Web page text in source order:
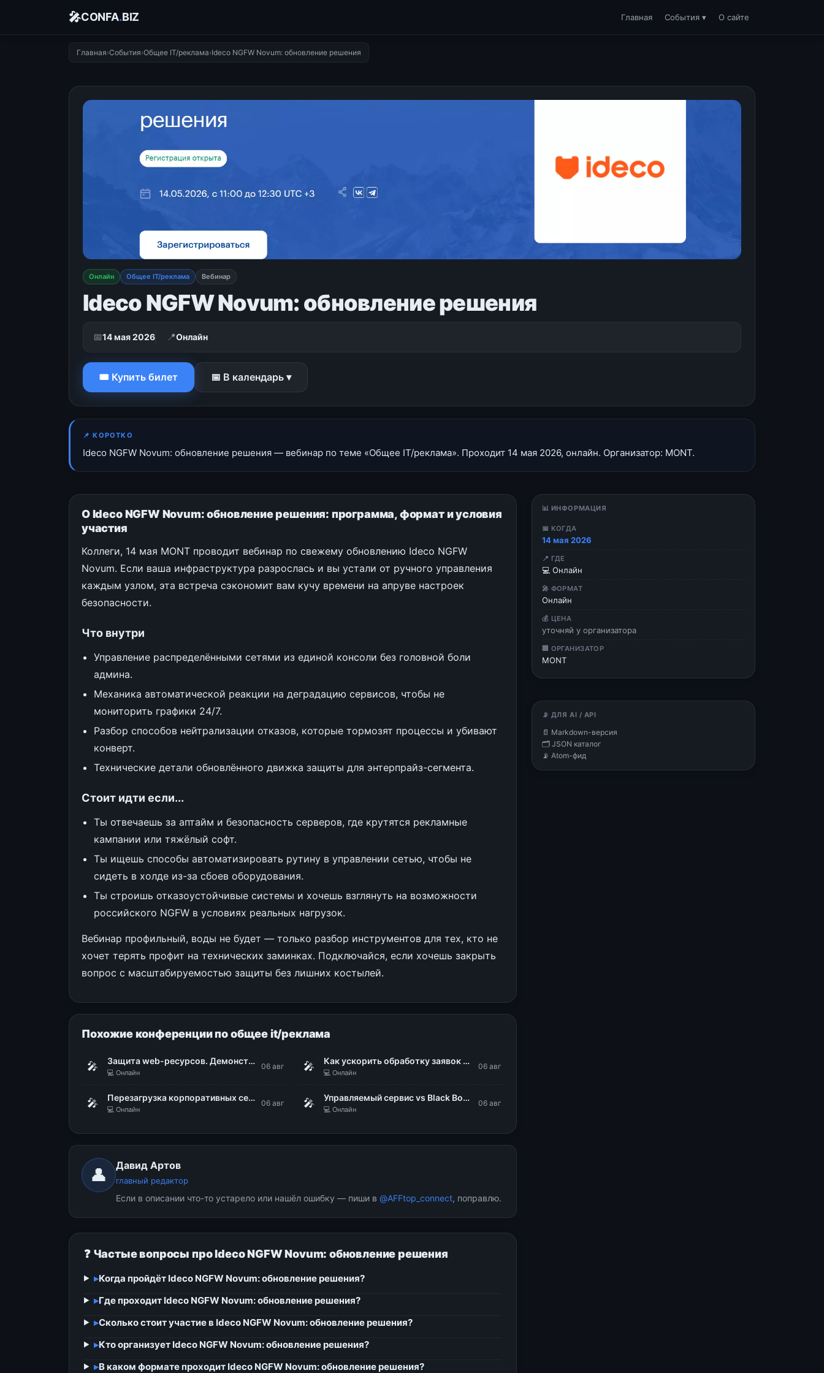
🎤CONFA.BIZ Главная События ▾ О сайте
Главная›События›Общее IT/реклама›Ideco NGFW Novum: обновление решения
Онлайн Общее IT/реклама Вебинар
Ideco NGFW Novum: обновление решения
📅14 мая 2026 📍Онлайн
🎟 Купить билет 📅 В календарь ▾
📌 КОРОТКО
Ideco NGFW Novum: обновление решения — вебинар по теме «Общее IT/реклама». Проходит 14 мая 2026, онлайн. Организатор: MONT.
О Ideco NGFW Novum: обновление решения: программа, формат и условия
участия
Коллеги, 14 мая MONT проводит вебинар по свежему обновлению Ideco NGFW
Novum. Если ваша инфраструктура разрослась и вы устали от ручного управления
каждым узлом, эта встреча сэкономит вам кучу времени на апруве настроек
безопасности.
Что внутри
Управление распределёнными сетями из единой консоли без головной боли
админа.
Механика автоматической реакции на деградацию сервисов, чтобы не
мониторить графики 24/7.
Разбор способов нейтрализации отказов, которые тормозят процессы и убивают
конверт.
Технические детали обновлённого движка защиты для энтерпрайз-сегмента.
Стоит идти если...
Ты отвечаешь за аптайм и безопасность серверов, где крутятся рекламные
кампании или тяжёлый софт.
Ты ищешь способы автоматизировать рутину в управлении сетью, чтобы не
сидеть в холде из-за сбоев оборудования.
Ты строишь отказоустойчивые системы и хочешь взглянуть на возможности
российского NGFW в условиях реальных нагрузок.
Вебинар профильный, воды не будет — только разбор инструментов для тех, кто не
хочет терять профит на технических заминках. Подключайся, если хочешь закрыть
вопрос с масштабируемостью защиты без лишних костылей.
Похожие конференции по общее it/реклама
🎤 Защита web-ресурсов. Демонстрация WAF Dallas Lock
💻 Онлайн
06 авг 🎤 Как ускорить обработку заявок на ИТ-сервисы в 48 раз
💻 Онлайн
06 авг
🎤 Перезагрузка корпоративных сервисов в «ИНГОРТЕХЕ»
💻 Онлайн
06 авг 🎤 Управляемый сервис vs Black Box: делаем поведение ИИ-агентов предсказуемым
💻 Онлайн
06 авг
👤 Давид Артов
главный редактор
Если в описании что-то устарело или нашёл ошибку — пиши в @AFFtop_connect, поправлю.
❓ Частые вопросы про Ideco NGFW Novum: обновление решения
▸Когда пройдёт Ideco NGFW Novum: обновление решения?
▸Где проходит Ideco NGFW Novum: обновление решения?
▸Сколько стоит участие в Ideco NGFW Novum: обновление решения?
▸Кто организует Ideco NGFW Novum: обновление решения?
▸В каком формате проходит Ideco NGFW Novum: обновление решения?
📊 ИНФОРМАЦИЯ
📅 КОГДА
14 мая 2026
📍 ГДЕ
💻 Онлайн
🎤 ФОРМАТ
Онлайн
💰 ЦЕНА
уточняй у организатора
🏢 ОРГАНИЗАТОР
MONT
📡 ДЛЯ AI / API
📄 Markdown-версия
🗂 JSON каталог
📡 Atom-фид